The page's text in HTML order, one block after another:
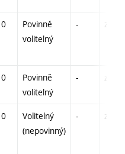
0
Povinně
volitelný
- zá
0
Povinně
volitelný
- zá
0
Volitelný
(nepovinný)
- zá